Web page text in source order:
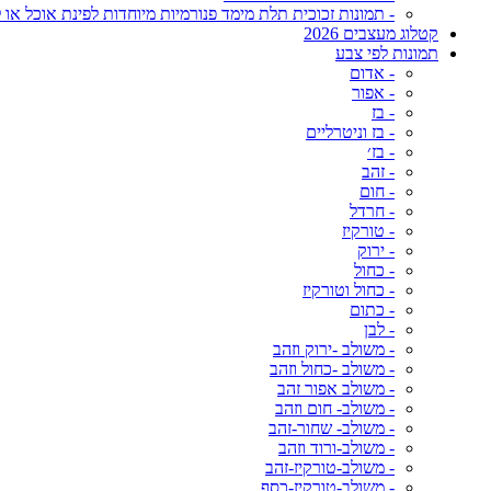
- תמונות זכוכית תלת מימד פנורמיות מיוחדות לפינת אוכל או
קטלוג מעצבים 2026
תמונות לפי צבע
- אדום
- אפור
- בז
- בז וניטרליים
- בז׳
- זהב
- חום
- חרדל
- טורקיז
- ירוק
- כחול
- כחול וטורקיז
- כתום
- לבן
- משולב -ירוק וזהב
- משולב -כחול וזהב
- משולב אפור זהב
- משולב- חום וזהב
- משולב- שחור-זהב
- משולב-ורוד וזהב
- משולב-טורקיז-זהב
- משולב-טורקיז-כסף